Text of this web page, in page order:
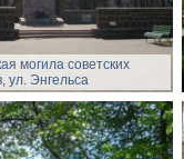
могила советских
ул. Энгельса